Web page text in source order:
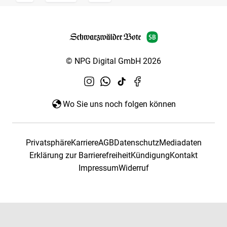
© NPG Digital GmbH 2026
Wo Sie uns noch folgen können
PrivatsphäreKarriereAGBDatenschutzMediadaten
Erklärung zur BarrierefreiheitKündigungKontakt
ImpressumWiderruf